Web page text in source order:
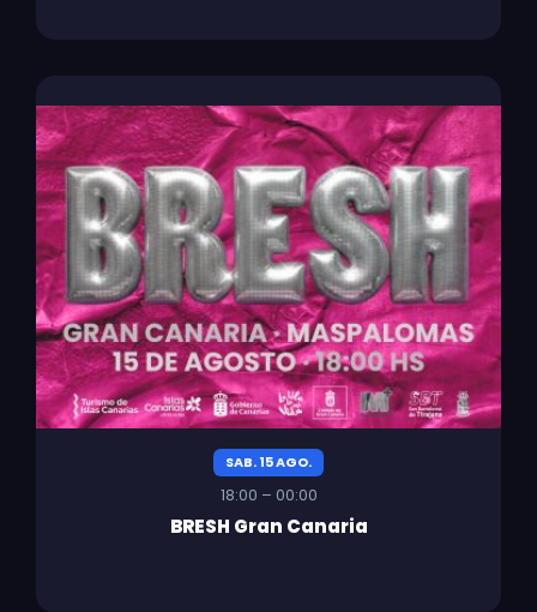
SAB. 15 AGO.
18:00 – 00:00
BRESH Gran Canaria